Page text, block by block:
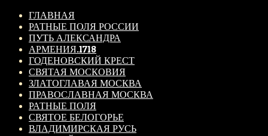
ГЛАВНАЯ
РАТНЫЕ ПОЛЯ РОССИИ
ПУТЬ АЛЕКСАНДРА
АРМЕНИЯ.1718
ГОДЕНОВСКИЙ КРЕСТ
СВЯТАЯ МОСКОВИЯ
ЗЛАТОГЛАВАЯ МОСКВА
ПРАВОСЛАВНАЯ МОСКВА
РАТНЫЕ ПОЛЯ
СВЯТОЕ БЕЛОГОРЬЕ
ВЛАДИМИРСКАЯ РУСЬ